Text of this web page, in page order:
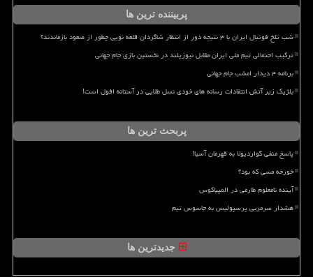
پربیننده ترین ها
شب تلخ فوتبال ایران با ۳ نتیجه دور از انتظار شاگردان قلعه نویی چطور از صعود بازماندند؟
ترکیب احتمالی تیم ملی ایران مقابل نیوزیلند در نخستین بازی جام جهانی
برنامه ۴ دیدار امشب جام جهانی
بلژیک زیر آتش انتقادات رسانه های خودی نسل طلایی در آستانه افول است!
پربحث ترین ها
پاسخ منفی گواردیولا به قهرمان آسیا!
خورخه مسی که بود؟
آینده نامعلوم طارمی در المپیاکوس
هشدار سرمربی پرسپولیس به جاسوس تیم
جدیدترین ها